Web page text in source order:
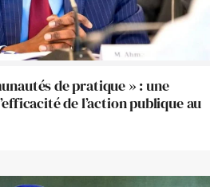
de pratique » : une
de l’action publique au